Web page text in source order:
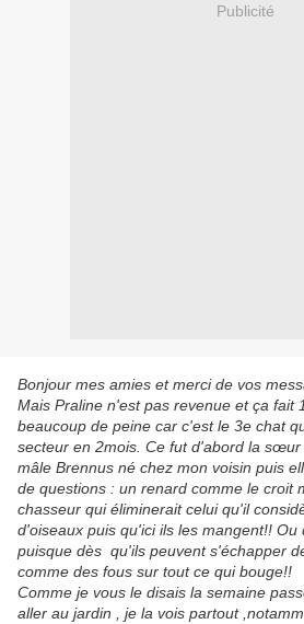
Publicité
Bonjour mes amies et merci de vos
Mais Praline n'est pas revenue et ça fait
beaucoup de peine car c'est le 3e chat
secteur en 2mois. Ce fut d'abord la
mâle Brennus né chez mon voisin puis
de questions : un renard comme le croit
chasseur qui éliminerait celui qu'il
d'oiseaux puis qu'ici ils les mangent!! Ou
puisque dès qu'ils peuvent s'échapper
comme des fous sur tout ce qui bouge!!
Comme je vous le disais la semaine
aller au jardin , je la vois partout